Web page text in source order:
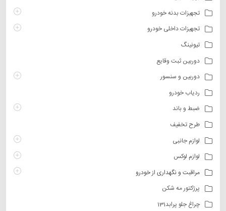
تجهیزات بدنه خودرو
تجهیزات داخلی خودرو
تیونینگ
دوربین ثبت وقایع
دوربین و سنسور
ردیاب خودرو
ضبط و باند
طرح تخفیف
لوازم جانبی
لوازم لوکس
مراقبت و نگهداری از خودرو
پرژکتور مه شکن
چراغ جلو پرابد131